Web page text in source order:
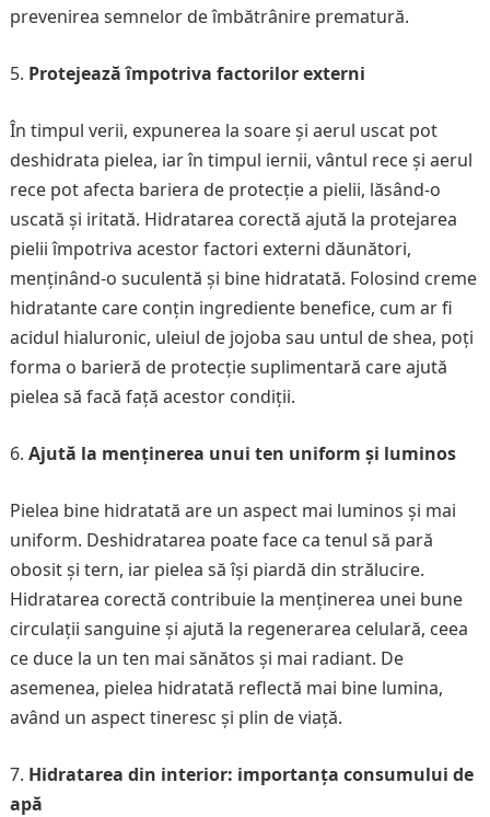
prevenirea semnelor de îmbătrânire prematură.
Protejează împotriva factorilor externi
În timpul verii, expunerea la soare și aerul uscat pot
deshidrata pielea, iar în timpul iernii, vântul rece și aerul
rece pot afecta bariera de protecție a pielii, lăsând-o
uscată și iritată. Hidratarea corectă ajută la protejarea
pielii împotriva acestor factori externi dăunători,
menținând-o suculentă și bine hidratată. Folosind creme
hidratante care conțin ingrediente benefice, cum ar fi
acidul hialuronic, uleiul de jojoba sau untul de shea, poți
forma o barieră de protecție suplimentară care ajută
pielea să facă față acestor condiții.
Ajută la menținerea unui ten uniform și luminos
Pielea bine hidratată are un aspect mai luminos și mai
uniform. Deshidratarea poate face ca tenul să pară
obosit și tern, iar pielea să își piardă din strălucire.
Hidratarea corectă contribuie la menținerea unei bune
circulații sanguine și ajută la regenerarea celulară, ceea
ce duce la un ten mai sănătos și mai radiant. De
asemenea, pielea hidratată reflectă mai bine lumina,
având un aspect tineresc și plin de viață.
Hidratarea din interior: importanța consumului de
apă